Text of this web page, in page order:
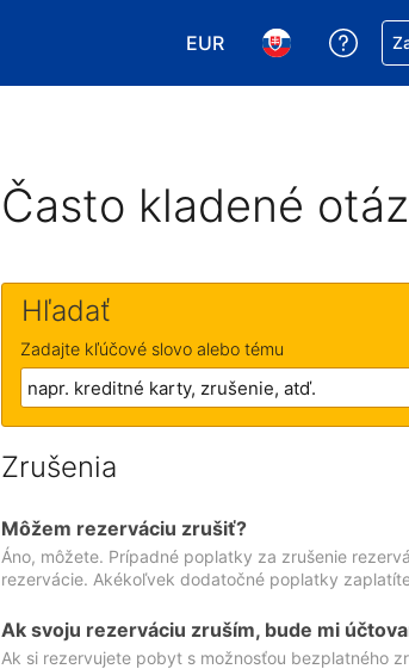
EUR
Vybrať menu.Vybrať jazyk.
Často kladené
Hľadať
Zadajte kľúčové slovo alebo tému
Zrušenia
Môžem rezerváciu zrušiť?
Áno, môžete. Prípadné poplatky za zrušenie
rezervácie. Akékoľvek dodatočné poplatky
Ak svoju rezerváciu zruším, bude mi
Ak si rezervujete pobyt s možnosťou bezplatného